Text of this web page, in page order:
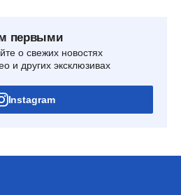
первыми
о свежих новостях
и других эксклюзивах
Instagram